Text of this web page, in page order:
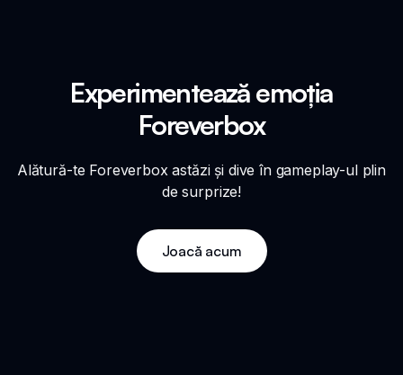
Experimentează emoția
Foreverbox
Alătură-te Foreverbox astăzi și dive în gameplay-ul plin
de surprize!
Joacă acum